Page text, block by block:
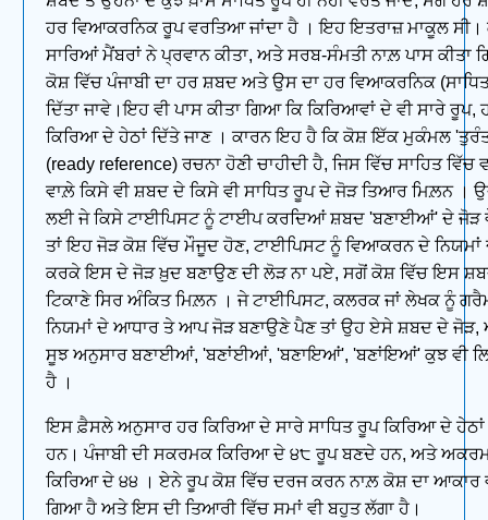
ਹਰ ਵਿਆਕਰਨਿਕ ਰੂਪ ਵਰਤਿਆ ਜਾਂਦਾ ਹੈ । ਇਹ ਇਤਰਾਜ਼ ਮਾਕੂਲ ਸੀ।
ਸਾਰਿਆਂ ਮੈਂਬਰਾਂ ਨੇ ਪ੍ਰਵਾਨ ਕੀਤਾ, ਅਤੇ ਸਰਬ-ਸੰਮਤੀ ਨਾਲ਼ ਪਾਸ ਕੀਤਾ
ਕੋਸ਼ ਵਿੱਚ ਪੰਜਾਬੀ ਦਾ ਹਰ ਸ਼ਬਦ ਅਤੇ ਉਸ ਦਾ ਹਰ ਵਿਆਕਰਨਿਕ
ਦਿੱਤਾ ਜਾਵੇ।ਇਹ ਵੀ ਪਾਸ ਕੀਤਾ ਗਿਆ ਕਿ ਕਿਰਿਆਵਾਂ ਦੇ ਵੀ ਸਾਰੇ ਰੂਪ,
ਕਿਰਿਆ ਦੇ ਹੇਠਾਂ ਦਿੱਤੇ ਜਾਣ । ਕਾਰਨ ਇਹ ਹੈ ਕਿ ਕੋਸ਼ ਇੱਕ ਮੁਕੰਮਲ
(ready reference) ਰਚਨਾ ਹੋਣੀ ਚਾਹੀਦੀ ਹੈ, ਜਿਸ ਵਿੱਚ ਸਾਹਿਤ ਵਿੱਚ
ਵਾਲ਼ੇ ਕਿਸੇ ਵੀ ਸ਼ਬਦ ਦੇ ਕਿਸੇ ਵੀ ਸਾਧਿਤ ਰੂਪ ਦੇ ਜੋੜ ਤਿਆਰ ਮਿਲ਼ਨ ।
ਲਈ ਜੇ ਕਿਸੇ ਟਾਈਪਿਸਟ ਨੂੰ ਟਾਈਪ ਕਰਦਿਆਂ ਸ਼ਬਦ 'ਬਣਾਈਆਂ' ਦੇ ਜੋੜ
ਤਾਂ ਇਹ ਜੋੜ ਕੋਸ਼ ਵਿੱਚ ਮੌਜੂਦ ਹੋਣ, ਟਾਈਪਿਸਟ ਨੂੰ ਵਿਆਕਰਨ ਦੇ ਨਿਯਮਾਂ
ਕਰਕੇ ਇਸ ਦੇ ਜੋੜ ਖ਼ੁਦ ਬਣਾਉਣ ਦੀ ਲੋੜ ਨਾ ਪਏ, ਸਗੋਂ ਕੋਸ਼ ਵਿੱਚ ਇਸ
ਟਿਕਾਣੇ ਸਿਰ ਅੰਕਿਤ ਮਿਲ਼ਨ । ਜੇ ਟਾਈਪਿਸਟ, ਕਲਰਕ ਜਾਂ ਲੇਖਕ ਨੂੰ
ਨਿਯਮਾਂ ਦੇ ਆਧਾਰ ਤੇ ਆਪ ਜੋੜ ਬਣਾਉਣੇ ਪੈਣ ਤਾਂ ਉਹ ਏਸੇ ਸ਼ਬਦ ਦੇ ਜੋੜ,
ਸੂਝ ਅਨੁਸਾਰ ਬਣਾਈਆਂ, 'ਬਣਾਂਈਆਂ, 'ਬਣਾਇਆਂ', 'ਬਣਾਂਇਆਂ' ਕੁਝ ਵੀ
ਹੈ ।
ਇਸ ਫ਼ੈਸਲੇ ਅਨੁਸਾਰ ਹਰ ਕਿਰਿਆ ਦੇ ਸਾਰੇ ਸਾਧਿਤ ਰੂਪ ਕਿਰਿਆ ਦੇ
ਹਨ। ਪੰਜਾਬੀ ਦੀ ਸਕਰਮਕ ਕਿਰਿਆ ਦੇ ੪੮ ਰੂਪ ਬਣਦੇ ਹਨ, ਅਤੇ
ਕਿਰਿਆ ਦੇ ੪੪ । ਏਨੇ ਰੂਪ ਕੋਸ਼ ਵਿੱਚ ਦਰਜ ਕਰਨ ਨਾਲ਼ ਕੋਸ਼ ਦਾ ਆਕਾਰ
ਗਿਆ ਹੈ ਅਤੇ ਇਸ ਦੀ ਤਿਆਰੀ ਵਿੱਚ ਸਮਾਂ ਵੀ ਬਹੁਤ ਲੱਗਾ ਹੈ।